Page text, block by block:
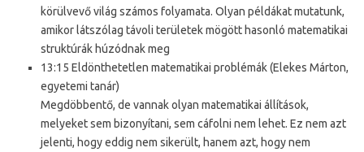
körülvevő világ számos folyamata. Olyan példákat mutatunk,
amikor látszólag távoli területek mögött hasonló matematikai
struktúrák húzódnak meg
13:15 Eldönthetetlen matematikai problémák (Elekes Márton,
egyetemi tanár)
Megdöbbentő, de vannak olyan matematikai állítások,
melyeket sem bizonyítani, sem cáfolni nem lehet. Ez nem azt
jelenti, hogy eddig nem sikerült, hanem azt, hogy nem